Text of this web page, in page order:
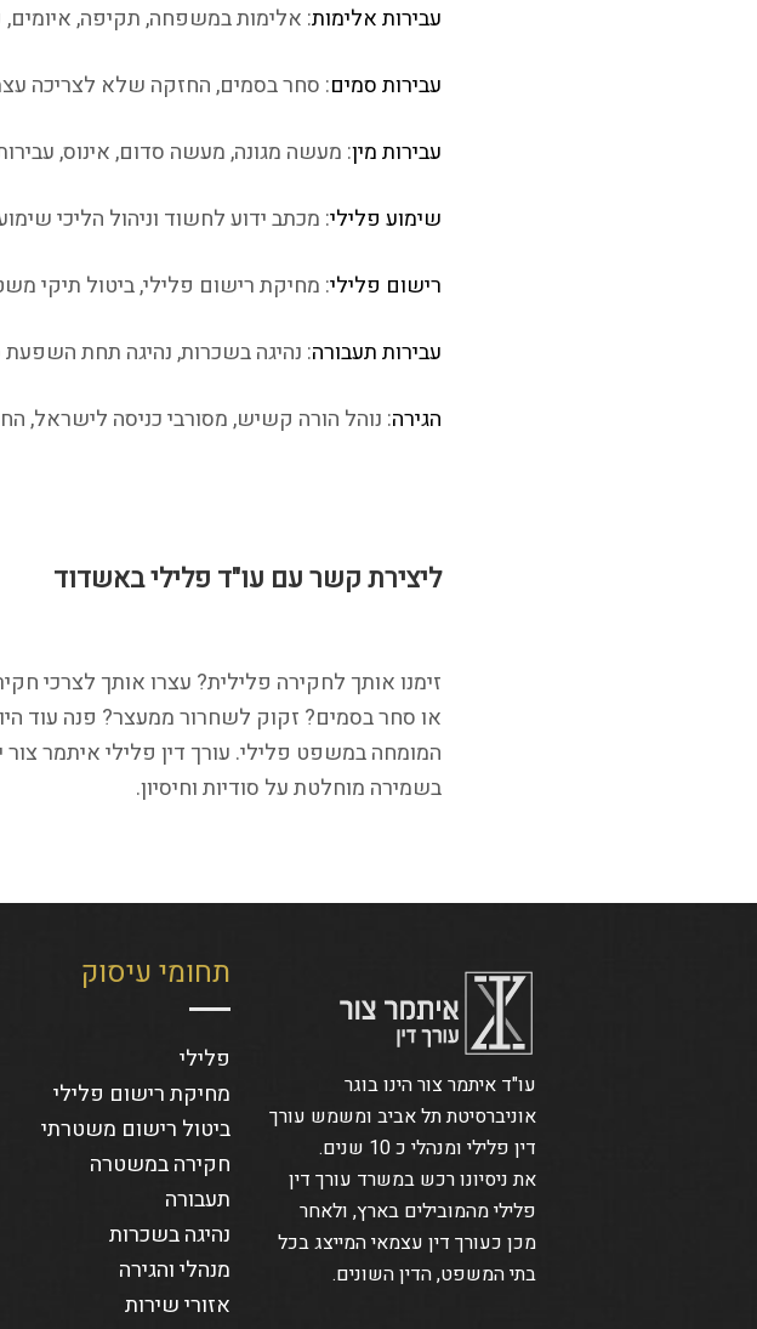
עבירות אלימות: אלימות במשפחה, תקיפה, איומים,
עבירות סמים: סחר בסמים, החזקה שלא לצריכה
עבירות מין: מעשה מגונה, מעשה סדום, אינוס,
שימוע פלילי: מכתב ידוע לחשוד וניהול הליכי
רישום פלילי: מחיקת רישום פלילי, ביטול תיקי
עבירות תעבורה: נהיגה בשכרות, נהיגה תחת השפעת
הגירה: נוהל הורה קשיש, מסורבי כניסה לישראל,
ליצירת קשר עם עו"ד פלילי באשדוד
זימנו אותך לחקירה פלילית? עצרו אותך לצרכי
או סחר בסמים? זקוק לשחרור ממעצר? פנה עוד
המומחה במשפט פלילי. עורך דין פלילי איתמר
בשמירה מוחלטת על סודיות וחיסיון.
תחומי עיסוק
פלילי
מחיקת רישום פלילי
ביטול רישום משטרתי
חקירה במשטרה
תעבורה
נהיגה בשכרות
מנהלי והגירה
אזורי שירות
עו"ד איתמר צור הינו בוגר
אוניברסיטת תל אביב ומשמש עורך
דין פלילי ומנהלי כ 10 שנים.
את ניסיונו רכש במשרד עורך דין
פלילי מהמובילים בארץ, ולאחר
מכן כעורך דין עצמאי המייצג בכל
בתי המשפט, הדין השונים.